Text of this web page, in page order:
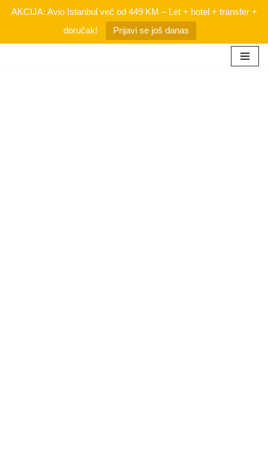
AKCIJA: Avio Istanbul već od 449 KM – Let + hotel + transfer +
doručak!
Prijavi se još danas